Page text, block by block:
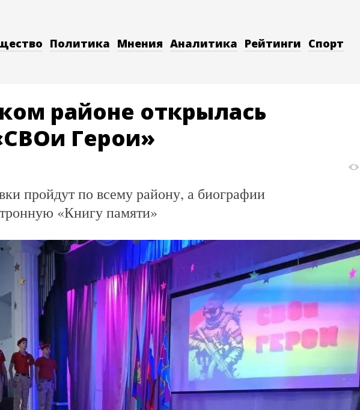
Политика Мнения Аналитика Рейтинги Спорт
районе открылась
Герои»
пройдут по всему району, а биографии
«Книгу памяти»